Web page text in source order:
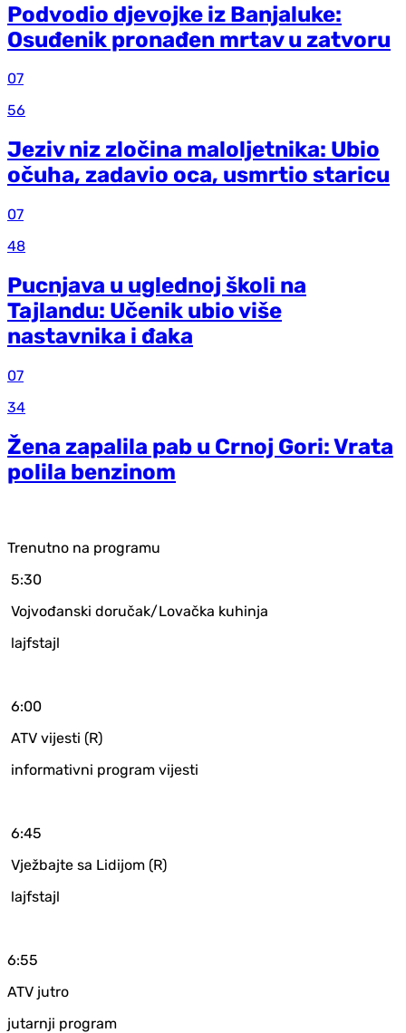
Podvodio djevojke iz Banjaluke:
Osuđenik pronađen mrtav u zatvoru
07
56
Jeziv niz zločina maloljetnika: Ubio
očuha, zadavio oca, usmrtio staricu
07
48
Pucnjava u uglednoj školi na
Tajlandu: Učenik ubio više
nastavnika i đaka
07
34
Žena zapalila pab u Crnoj Gori: Vrata
polila benzinom
Trenutno na programu
5:30
Vojvođanski doručak/Lovačka kuhinja
lajfstajl
6:00
ATV vijesti (R)
informativni program vijesti
6:45
Vježbajte sa Lidijom (R)
lajfstajl
6:55
ATV jutro
jutarnji program